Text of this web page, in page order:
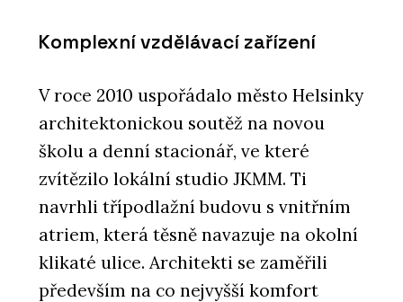
Komplexní vzdělávací zařízení
V roce 2010 uspořádalo město Helsinky
architektonickou soutěž na novou
školu a denní stacionář, ve které
zvítězilo lokální studio JKMM. Ti
navrhli třípodlažní budovu s vnitřním
atriem, která těsně navazuje na okolní
klikaté ulice. Architekti se zaměřili
především na co nejvyšší komfort